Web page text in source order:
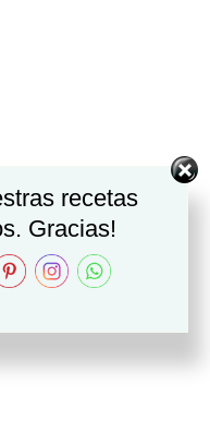
recetas
Gracias!